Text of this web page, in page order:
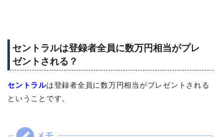
セントラルは登録者全員に数万円相当がプレ
ゼントされる？
セントラルは登録者全員に数万円相当がプレゼントされる
ということです。